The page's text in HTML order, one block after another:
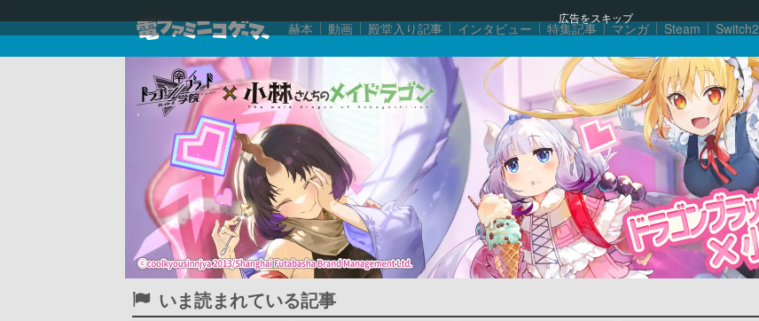
広告をスキップ
赫本 動画 殿堂入り記事 インタビュー 特集記事 マンガ Steam Switch2
いま読まれている記事